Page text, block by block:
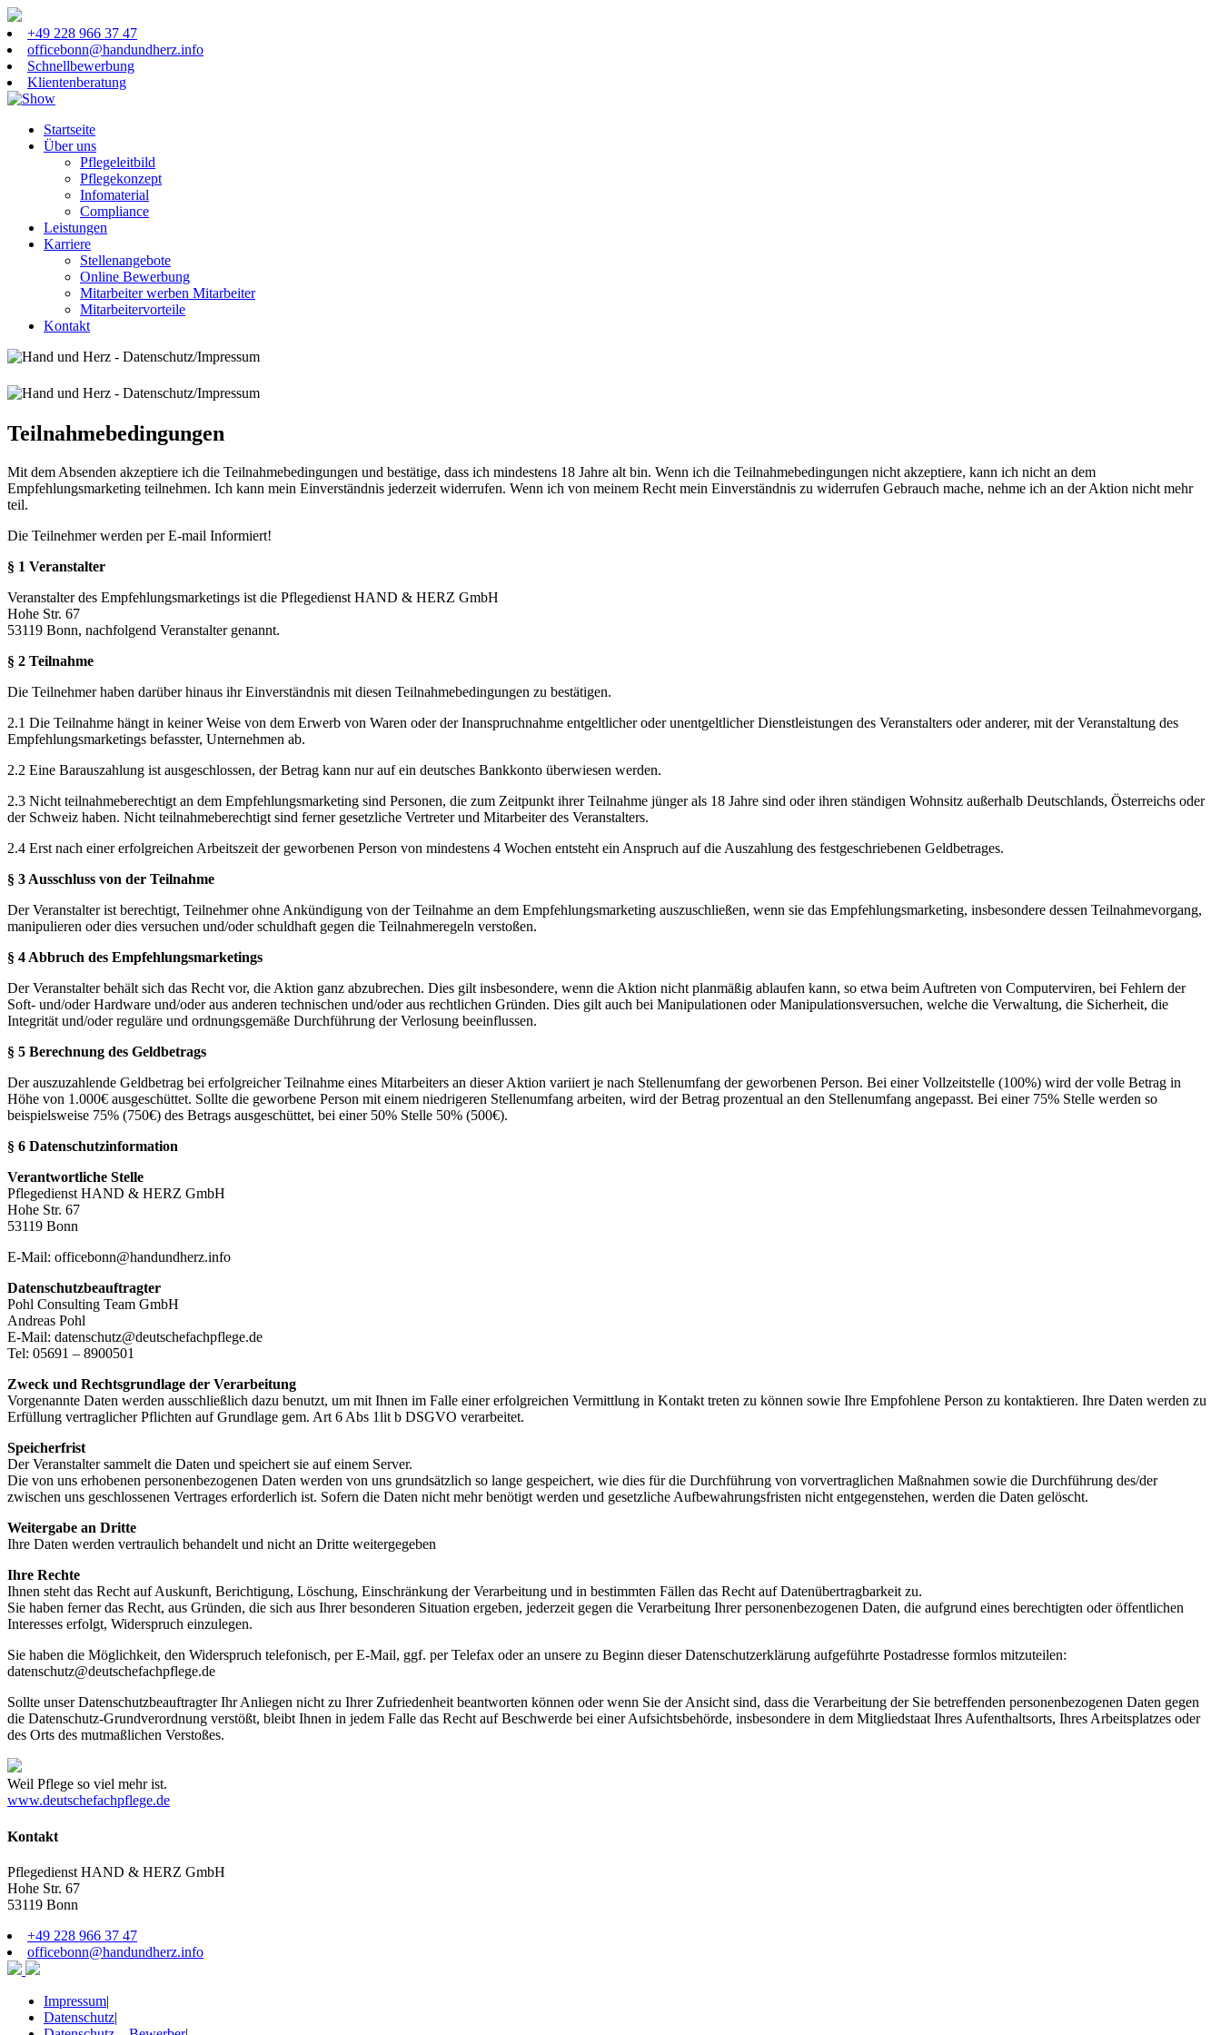
+49 228 966 37 47
officebonn@handundherz.info
Schnellbewerbung
Klientenberatung
Startseite
Über uns
Pflegeleitbild
Pflegekonzept
Infomaterial
Compliance
Leistungen
Karriere
Stellenangebote
Online Bewerbung
Mitarbeiter werben Mitarbeiter
Mitarbeitervorteile
Kontakt
Teilnahmebedingungen
Mit dem Absenden akzeptiere ich die Teilnahmebedingungen und bestätige, dass ich mindestens 18 Jahre alt bin. Wenn ich die Teilnahmebedingungen nicht akzeptiere, kann ich nicht an dem
Empfehlungsmarketing teilnehmen. Ich kann mein Einverständnis jederzeit widerrufen. Wenn ich von meinem Recht mein Einverständnis zu widerrufen Gebrauch mache, nehme ich an der Aktion nicht mehr
teil.
Die Teilnehmer werden per E-mail Informiert!
§ 1 Veranstalter
Veranstalter des Empfehlungsmarketings ist die Pflegedienst HAND & HERZ GmbH
Hohe Str. 67
53119 Bonn, nachfolgend Veranstalter genannt.
§ 2 Teilnahme
Die Teilnehmer haben darüber hinaus ihr Einverständnis mit diesen Teilnahmebedingungen zu bestätigen.
2.1 Die Teilnahme hängt in keiner Weise von dem Erwerb von Waren oder der Inanspruchnahme entgeltlicher oder unentgeltlicher Dienstleistungen des Veranstalters oder anderer, mit der Veranstaltung des
Empfehlungsmarketings befasster, Unternehmen ab.
2.2 Eine Barauszahlung ist ausgeschlossen, der Betrag kann nur auf ein deutsches Bankkonto überwiesen werden.
2.3 Nicht teilnahmeberechtigt an dem Empfehlungsmarketing sind Personen, die zum Zeitpunkt ihrer Teilnahme jünger als 18 Jahre sind oder ihren ständigen Wohnsitz außerhalb Deutschlands, Österreichs oder
der Schweiz haben. Nicht teilnahmeberechtigt sind ferner gesetzliche Vertreter und Mitarbeiter des Veranstalters.
2.4 Erst nach einer erfolgreichen Arbeitszeit der geworbenen Person von mindestens 4 Wochen entsteht ein Anspruch auf die Auszahlung des festgeschriebenen Geldbetrages.
§ 3 Ausschluss von der Teilnahme
Der Veranstalter ist berechtigt, Teilnehmer ohne Ankündigung von der Teilnahme an dem Empfehlungsmarketing auszuschließen, wenn sie das Empfehlungsmarketing, insbesondere dessen Teilnahmevorgang,
manipulieren oder dies versuchen und/oder schuldhaft gegen die Teilnahmeregeln verstoßen.
§ 4 Abbruch des Empfehlungsmarketings
Der Veranstalter behält sich das Recht vor, die Aktion ganz abzubrechen. Dies gilt insbesondere, wenn die Aktion nicht planmäßig ablaufen kann, so etwa beim Auftreten von Computerviren, bei Fehlern der
Soft- und/oder Hardware und/oder aus anderen technischen und/oder aus rechtlichen Gründen. Dies gilt auch bei Manipulationen oder Manipulationsversuchen, welche die Verwaltung, die Sicherheit, die
Integrität und/oder reguläre und ordnungsgemäße Durchführung der Verlosung beeinflussen.
§ 5 Berechnung des Geldbetrags
Der auszuzahlende Geldbetrag bei erfolgreicher Teilnahme eines Mitarbeiters an dieser Aktion variiert je nach Stellenumfang der geworbenen Person. Bei einer Vollzeitstelle (100%) wird der volle Betrag in
Höhe von 1.000€ ausgeschüttet. Sollte die geworbene Person mit einem niedrigeren Stellenumfang arbeiten, wird der Betrag prozentual an den Stellenumfang angepasst. Bei einer 75% Stelle werden so
beispielsweise 75% (750€) des Betrags ausgeschüttet, bei einer 50% Stelle 50% (500€).
§ 6 Datenschutzinformation
Verantwortliche Stelle
Pflegedienst HAND & HERZ GmbH
Hohe Str. 67
53119 Bonn
E-Mail: officebonn@handundherz.info
Datenschutzbeauftragter
Pohl Consulting Team GmbH
Andreas Pohl
E-Mail: datenschutz@deutschefachpflege.de
Tel: 05691 – 8900501
Zweck und Rechtsgrundlage der Verarbeitung
Vorgenannte Daten werden ausschließlich dazu benutzt, um mit Ihnen im Falle einer erfolgreichen Vermittlung in Kontakt treten zu können sowie Ihre Empfohlene Person zu kontaktieren. Ihre Daten werden zu
Erfüllung vertraglicher Pflichten auf Grundlage gem. Art 6 Abs 1lit b DSGVO verarbeitet.
Speicherfrist
Der Veranstalter sammelt die Daten und speichert sie auf einem Server.
Die von uns erhobenen personenbezogenen Daten werden von uns grundsätzlich so lange gespeichert, wie dies für die Durchführung von vorvertraglichen Maßnahmen sowie die Durchführung des/der
zwischen uns geschlossenen Vertrages erforderlich ist. Sofern die Daten nicht mehr benötigt werden und gesetzliche Aufbewahrungsfristen nicht entgegenstehen, werden die Daten gelöscht.
Weitergabe an Dritte
Ihre Daten werden vertraulich behandelt und nicht an Dritte weitergegeben
Ihre Rechte
Ihnen steht das Recht auf Auskunft, Berichtigung, Löschung, Einschränkung der Verarbeitung und in bestimmten Fällen das Recht auf Datenübertragbarkeit zu.
Sie haben ferner das Recht, aus Gründen, die sich aus Ihrer besonderen Situation ergeben, jederzeit gegen die Verarbeitung Ihrer personenbezogenen Daten, die aufgrund eines berechtigten oder öffentlichen
Interesses erfolgt, Widerspruch einzulegen.
Sie haben die Möglichkeit, den Widerspruch telefonisch, per E-Mail, ggf. per Telefax oder an unsere zu Beginn dieser Datenschutzerklärung aufgeführte Postadresse formlos mitzuteilen:
datenschutz@deutschefachpflege.de
Sollte unser Datenschutzbeauftragter Ihr Anliegen nicht zu Ihrer Zufriedenheit beantworten können oder wenn Sie der Ansicht sind, dass die Verarbeitung der Sie betreffenden personenbezogenen Daten gegen
die Datenschutz-Grundverordnung verstößt, bleibt Ihnen in jedem Falle das Recht auf Beschwerde bei einer Aufsichtsbehörde, insbesondere in dem Mitgliedstaat Ihres Aufenthaltsorts, Ihres Arbeitsplatzes oder
des Orts des mutmaßlichen Verstoßes.
Weil Pflege so viel mehr ist.
www.deutschefachpflege.de
Kontakt
Pflegedienst HAND & HERZ GmbH
Hohe Str. 67
53119 Bonn
+49 228 966 37 47
officebonn@handundherz.info
Impressum|
Datenschutz|